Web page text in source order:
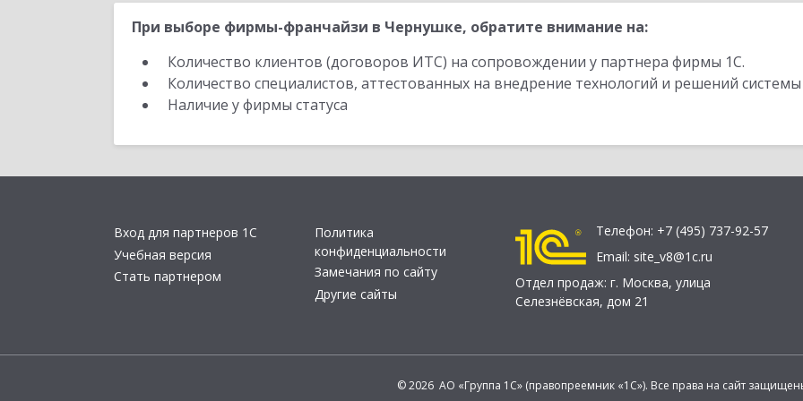
При выборе фирмы-франчайзи в Чернушке, обратите внимание на:
Количество клиентов (договоров ИТС) на сопровождении у партнера фирмы 1С.
Количество специалистов, аттестованных на внедрение технологий и решений
Наличие у фирмы статуса
Вход для партнеров 1С
Учебная версия
Стать партнером
Политика
конфиденциальности
Замечания по сайту
Другие сайты
Телефон: +7 (495) 737-92-57
Email: site_v8@1c.ru
Отдел продаж: г. Москва, улица
Селезнёвская, дом 21
© 2026 АО «Группа 1С» (правопреемник «1С»). Все права на сайт